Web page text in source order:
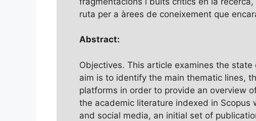
ruta per a àrees de coneixement que
Abstract:
Objectives. This article examines the
aim is to identify the main thematic lines,
platforms in order to provide an overview
the academic literature indexed in
and social media, an initial set of